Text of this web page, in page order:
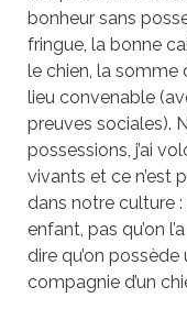
bonheur sans
fringue, la bonne
le chien, la somme
lieu convenable
preuves sociales).
possessions, j’ai
vivants et ce n’est
dans notre culture :
enfant, pas qu’on
dire qu’on possède
compagnie d’un